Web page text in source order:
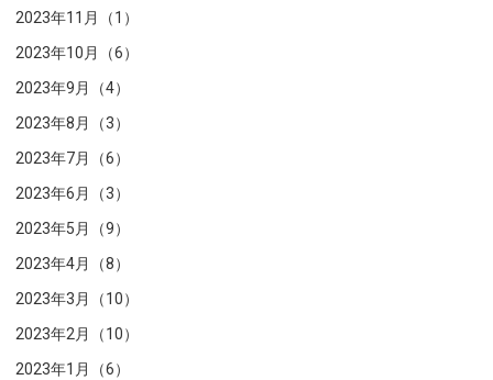
2023年11月（1）
2023年10月（6）
2023年9月（4）
2023年8月（3）
2023年7月（6）
2023年6月（3）
2023年5月（9）
2023年4月（8）
2023年3月（10）
2023年2月（10）
2023年1月（6）